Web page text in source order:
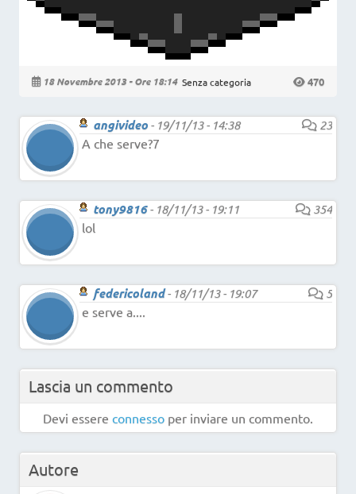
18 Novembre 2013 - Ore 18:14 Senza categoria 470
angivideo - 19/11/13 - 14:38
23
A che serve?7
tony9816- 18/11/13 - 19:11
354
lol
federicoland- 18/11/13 - 19:07
5
e serve a....
Lascia un commento
Devi essere connesso per inviare un commento.
Autore